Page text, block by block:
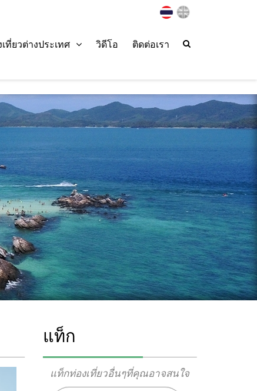
ที่ยวต่างประเทศ วิดีโอ ติดต่อเรา
แท็ก
แท็กท่องเที่ยวอื่นๆที่คุณอาจสนใจ